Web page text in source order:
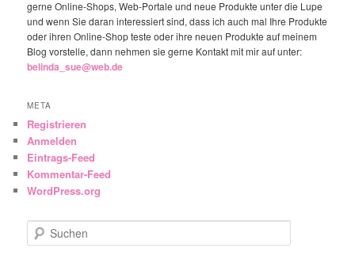
gerne Online-Shops, Web-Portale und neue Produkte unter die Lupe
und wenn Sie daran interessiert sind, dass ich auch mal Ihre Produkte
oder ihren Online-Shop teste oder ihre neuen Produkte auf meinem
Blog vorstelle, dann nehmen sie gerne Kontakt mit mir auf unter:
belinda_sue@web.de
META
Registrieren
Anmelden
Eintrags-Feed
Kommentar-Feed
WordPress.org
Suchen